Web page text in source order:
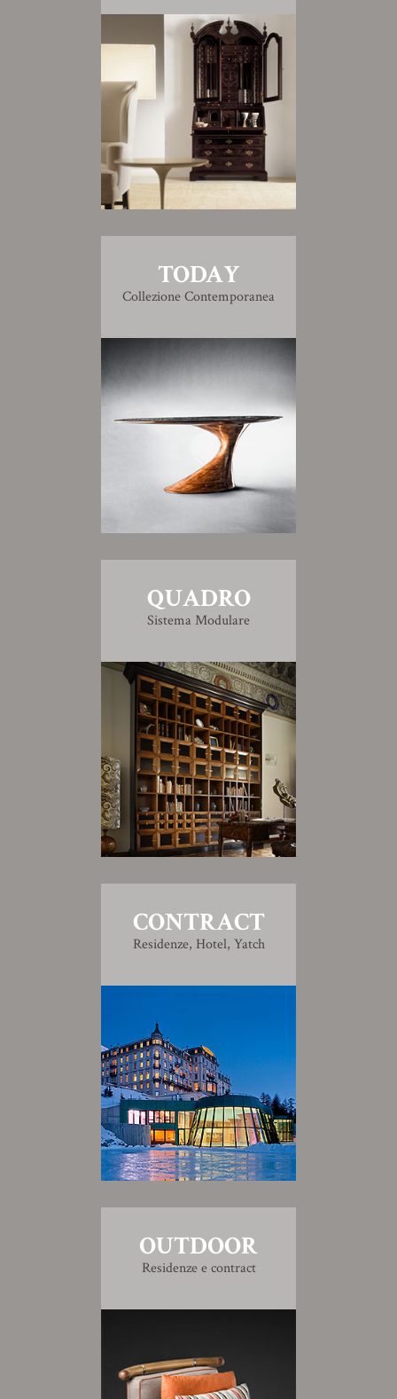
TODAY
Collezione Contemporanea
QUADRO
Sistema Modulare
CONTRACT
Residenze, Hotel, Yatch
OUTDOOR
Residenze e contract